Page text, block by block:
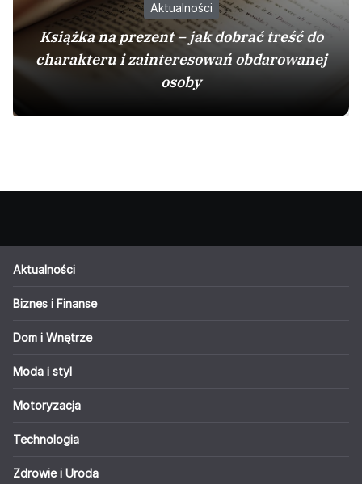
Aktualności
Książka na prezent – jak dobrać treść do
charakteru i zainteresowań obdarowanej
osoby
Aktualności
Biznes i Finanse
Dom i Wnętrze
Moda i styl
Motoryzacja
Technologia
Zdrowie i Uroda